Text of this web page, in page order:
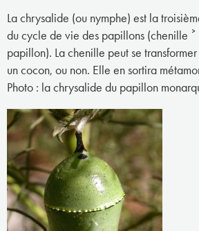
La chrysalide (ou nymphe) est la
du cycle de vie des papillons (chenille ˃
papillon). La chenille peut se
un cocon, ou non. Elle en sortira
Photo : la chrysalide du papillon